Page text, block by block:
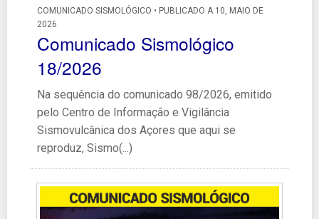
COMUNICADO SISMOLÓGICO • PUBLICADO A 10, MAIO DE
2026
Comunicado Sismológico
18/2026
Na sequência do comunicado 98/2026, emitido
pelo Centro de Informação e Vigilância
Sismovulcânica dos Açores que aqui se
reproduz, Sismo(...)